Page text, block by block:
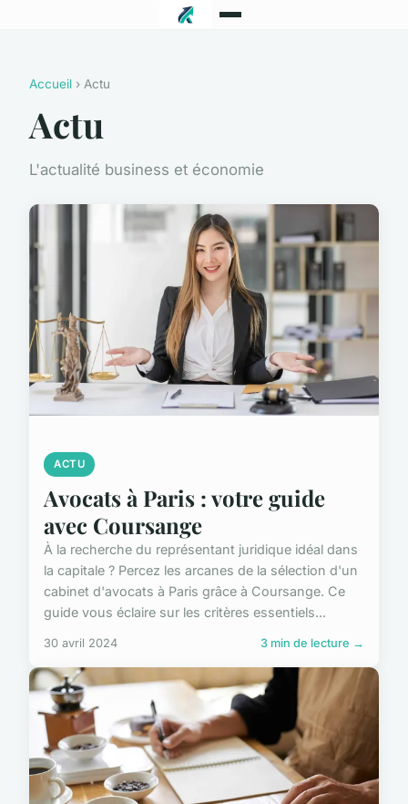
Accueil › Actu
Actu
L'actualité business et économie
ACTU
Avocats à Paris : votre guide
avec Coursange
À la recherche du représentant juridique idéal dans
la capitale ? Percez les arcanes de la sélection d'un
cabinet d'avocats à Paris grâce à Coursange. Ce
guide vous éclaire sur les critères essentiels...
30 avril 2024 3 min de lecture →